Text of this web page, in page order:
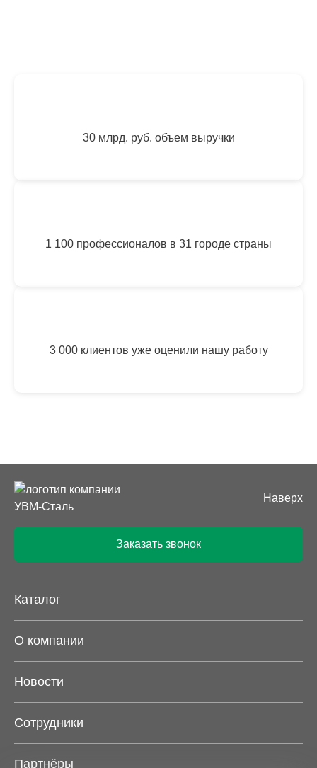
30 млрд. руб. объем выручки
1 100 профессионалов в 31 городе страны
3 000 клиентов уже оценили нашу работу
Наверх
Заказать звонок
Каталог
О компании
Новости
Сотрудники
Партнёры